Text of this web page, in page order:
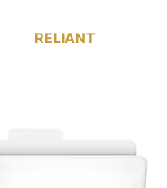
RELIANT